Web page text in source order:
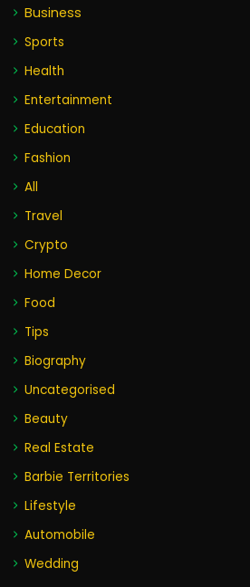
Business
Sports
Health
Entertainment
Education
Fashion
All
Travel
Crypto
Home Decor
Food
Tips
Biography
Uncategorised
Beauty
Real Estate
Barbie Territories
Lifestyle
Automobile
Wedding